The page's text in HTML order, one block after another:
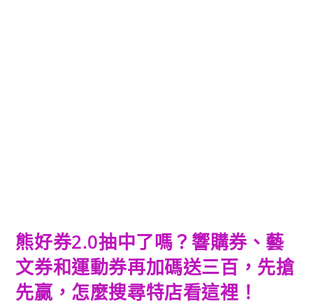
熊好券2.0抽中了嗎？響購券、藝
文券和運動券再加碼送三百，先搶
先贏，怎麼搜尋特店看這裡！